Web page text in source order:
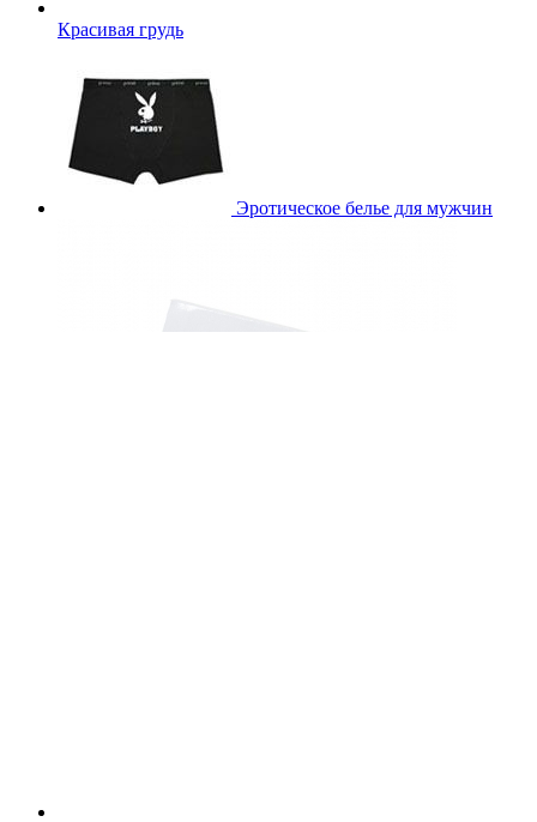
Красивая грудь
Эротическое белье для мужчин